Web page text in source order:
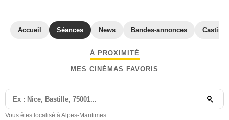
Accueil Séances News Bandes-annonces Casting
À PROXIMITÉ
MES CINÉMAS FAVORIS
Vous êtes localisé à Alpes-Maritimes